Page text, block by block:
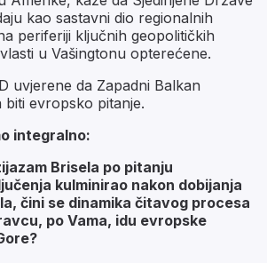
kao sastavni dio regionalnih
periferiji ključnih geopolitičkih
u Vašingtonu opterećene.
uvjerene da Zapadni Balkan
evropsko pitanje.
integralno:
Brisela po pitanju
kulminirao nakon dobijanja
čini se dinamika čitavog procesa
po Vama, idu evropske